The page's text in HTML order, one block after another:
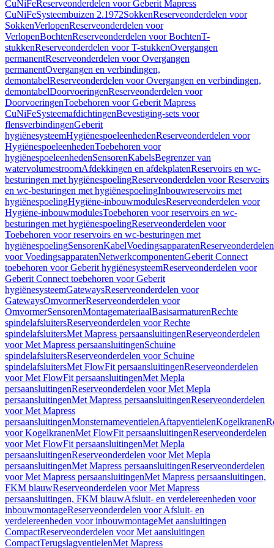
CuNiFeReserveonderdelen voor Geberit Mapress
CuNiFeSysteembuizen 2.1972SokkenReserveonderdelen voor
SokkenVerlopenReserveonderdelen voor
VerlopenBochtenReserveonderdelen voor BochtenT-
stukkenReserveonderdelen voor T-stukkenOvergangen
permanentReserveonderdelen voor Overgangen
permanentOvergangen en verbindingen,
demontabelReserveonderdelen voor Overgangen en verbindingen,
demontabelDoorvoeringenReserveonderdelen voor
DoorvoeringenToebehoren voor Geberit Mapress
CuNiFeSysteemafdichtingenBevestiging-sets voor
flensverbindingenGeberit
hygiënesysteemHygiënespoeleenhedenReserveonderdelen voor
HygiënespoeleenhedenToebehoren voor
hygiënespoeleenhedenSensorenKabelsBegrenzer van
watervolumestroomAfdekkingen en afdekplatenReservoirs en wc-
besturingen met hygiënespoelingReserveonderdelen voor Reservoirs
en wc-besturingen met hygiënespoelingInbouwreservoirs met
hygiënespoelingHygiëne-inbouwmodulesReserveonderdelen voor
Hygiëne-inbouwmodulesToebehoren voor reservoirs en wc-
besturingen met hygiënespoelingReserveonderdelen voor
Toebehoren voor reservoirs en wc-besturingen met
hygiënespoelingSensorenKabelVoedingsapparatenReserveonderdelen
voor VoedingsapparatenNetwerkcomponentenGeberit Connect
toebehoren voor Geberit hygiënesysteemReserveonderdelen voor
Geberit Connect toebehoren voor Geberit
hygiënesysteemGatewaysReserveonderdelen voor
GatewaysOmvormerReserveonderdelen voor
OmvormerSensorenMontagemateriaalBasisarmaturenRechte
spindelafsluitersReserveonderdelen voor Rechte
spindelafsluitersMet Mapress persaansluitingenReserveonderdelen
voor Met Mapress persaansluitingenSchuine
spindelafsluitersReserveonderdelen voor Schuine
spindelafsluitersMet FlowFit persaansluitingenReserveonderdelen
voor Met FlowFit persaansluitingenMet Mepla
persaansluitingenReserveonderdelen voor Met Mepla
persaansluitingenMet Mapress persaansluitingenReserveonderdelen
voor Met Mapress
persaansluitingenMonsternameventielenAftapventielenKogelkranen
voor KogelkranenMet FlowFit persaansluitingenReserveonderdelen
voor Met FlowFit persaansluitingenMet Mepla
persaansluitingenReserveonderdelen voor Met Mepla
persaansluitingenMet Mapress persaansluitingenReserveonderdelen
voor Met Mapress persaansluitingenMet Mapress persaansluitingen,
FKM blauwReserveonderdelen voor Met Mapress
persaansluitingen, FKM blauwAfsluit- en verdelereenheden voor
inbouwmontageReserveonderdelen voor Afsluit- en
verdelereenheden voor inbouwmontageMet aansluitingen
CompactReserveonderdelen voor Met aansluitingen
CompactTerugslagventielenMet Mapress